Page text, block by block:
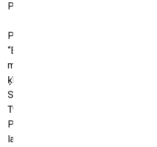
Pelēks”.
Pati māksliniece savas izstādes
“BALTS. Viss iesākas ar pienu.
mēs nevaram ienākt un palikt šai
ķīseļa krasti.
SARKANS. Mūžīgi zemeņu lauki.
Tveicīga vasara un salda smarža.
PELĒKS. Galds. Es gribētu ticēt, ka
labākiem un gudrākiem cilvēkiem.